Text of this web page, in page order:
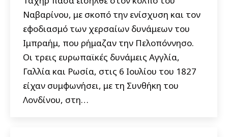
Ναβαρίνου, με σκοπό την ενίσχυση και τον
εφοδιασμό των χερσαίων δυνάμεων του
Ιμπραήμ, που ρήμαζαν την Πελοπόννησο.
Οι τρεις ευρωπαϊκές δυνάμεις Αγγλία,
Γαλλία και Ρωσία, στις 6 Ιουλίου του 1827
είχαν συμφωνήσει, με τη Συνθήκη του
Λονδίνου, στη…